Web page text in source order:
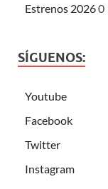
Estrenos 20260
SÍGUENOS:
Youtube
Facebook
Twitter
Instagram